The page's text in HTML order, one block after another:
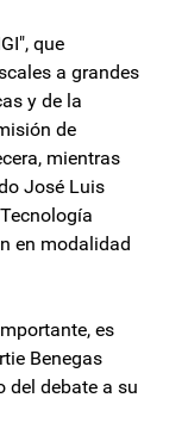
que
a grandes
y de la
de
mientras
José Luis
en modalidad
es
Benegas
del debate a su